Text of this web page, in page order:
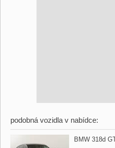
podobná vozidla v nabídce:
BMW 318d